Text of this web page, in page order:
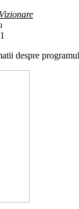
despre